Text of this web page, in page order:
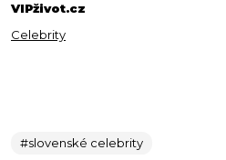
VIPživot.cz
Celebrity
#slovenské celebrity